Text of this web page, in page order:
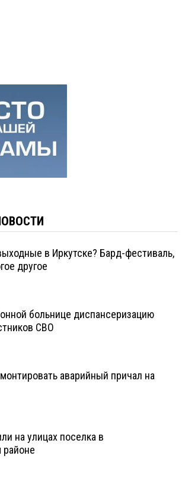
в Иркутске? Бард-фестиваль,
другое
больнице диспансеризацию
СВО
аварийный причал на
на улицах поселка в